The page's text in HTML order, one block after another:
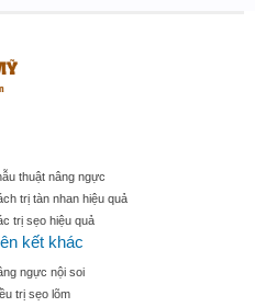
thuật nâng ngực
trị tàn nhan hiệu quả
trị sẹo hiệu quả
kết khác
ngực nội soi
trị sẹo lõm